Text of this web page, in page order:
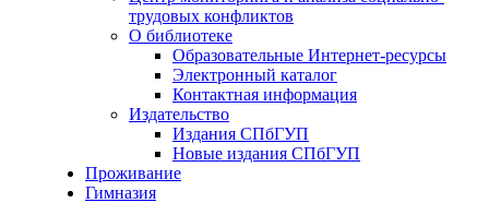
трудовых конфликтов
О библиотеке
Образовательные Интернет-ресурсы
Электронный каталог
Контактная информация
Издательство
Издания СПбГУП
Новые издания СПбГУП
Проживание
Гимназия